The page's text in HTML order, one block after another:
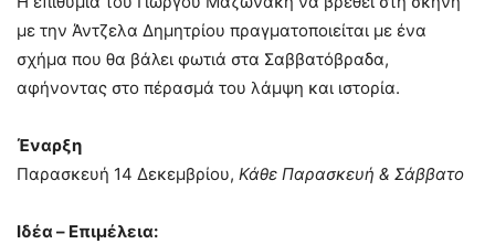
με την Άντζελα Δημητρίου πραγματοποιείται με ένα
σχήμα που θα βάλει φωτιά στα Σαββατόβραδα,
αφήνοντας στο πέρασμά του λάμψη και ιστορία.
Έναρξη
Παρασκευή 14 Δεκεμβρίου, Κάθε Παρασκευή & Σάββατο
Ιδέα – Eπιμέλεια: